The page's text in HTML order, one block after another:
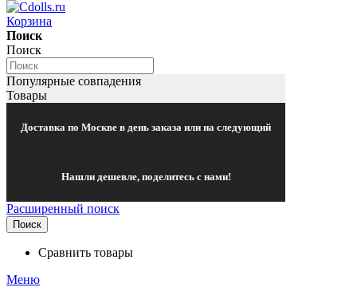
Корзина
Поиск
Поиск
Популярные совпадения
Товары
Доставка по Москве в день заказа или на следующий
Нашли дешевле, поделитесь с нами!
Расширенный поиск
Поиск
Сравнить товары
Меню